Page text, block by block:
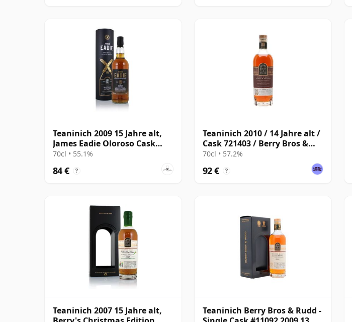
Teaninich 2009 15 Jahre alt,
James Eadie Oloroso Cask
#713230
70cl • 55.1%
84 € ?
Teaninich 2010 / 14 Jahre alt /
Cask 721403 / Berry Bros &
Rudd Odyssey Range
70cl • 57.2%
92 € ?
Teaninich 2007 15 Jahre alt,
Teaninich Berry Bros & Rudd -